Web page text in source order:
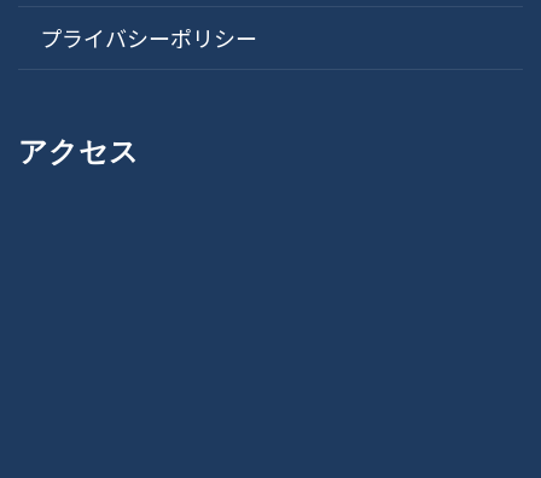
プライバシーポリシー
アクセス